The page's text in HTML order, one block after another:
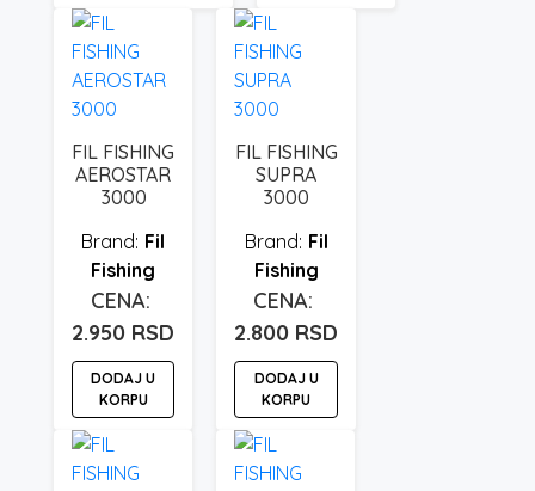
FIL FISHING
AEROSTAR
3000
Fil
Fishing
2.950 RSD
DODAJ U
KORPU
FIL FISHING
SUPRA
3000
Fil
Fishing
2.800 RSD
DODAJ U
KORPU